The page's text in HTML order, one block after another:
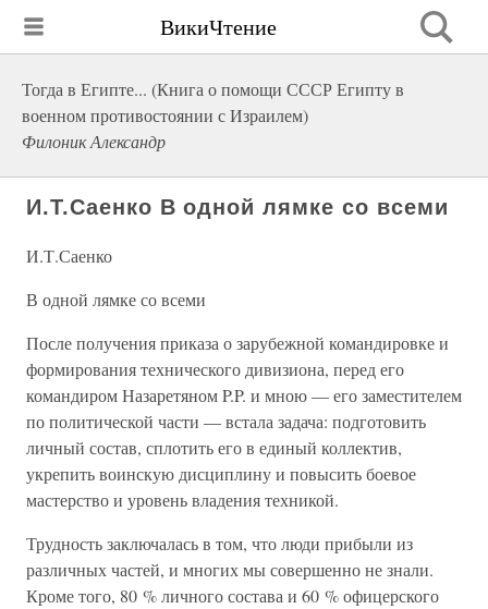
ВикиЧтение
Тогда в Египте... (Книга о помощи СССР Египту в
военном противостоянии с Израилем)
Филоник Александр
И.Т.Саенко В одной лямке со всеми
И.Т.Саенко
В одной лямке со всеми
После получения приказа о зарубежной командировке и
формирования технического дивизиона, перед его
командиром Назаретяном P.P. и мною — его заместителем
по политической части — встала задача: подготовить
личный состав, сплотить его в единый коллектив,
укрепить воинскую дисциплину и повысить боевое
мастерство и уровень владения техникой.
Трудность заключалась в том, что люди прибыли из
различных частей, и многих мы совершенно не знали.
Кроме того, 80 % личного состава и 60 % офицерского